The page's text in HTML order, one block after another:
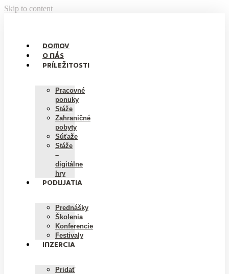
Skip to content
DOMOV
O NÁS
PRÍLEŽITOSTI
Pracovné
ponuky
Stáže
Zahraničné
pobyty
Súťaže
Stáže
–
digitálne
hry
PODUJATIA
Prednášky
Školenia
Konferencie
Festivaly
INZERCIA
Pridať